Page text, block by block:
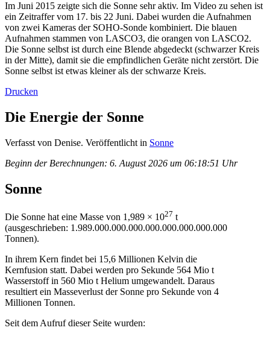
Im Juni 2015 zeigte sich die Sonne sehr aktiv. Im Video zu sehen ist
ein Zeitraffer vom 17. bis 22 Juni. Dabei wurden die Aufnahmen
von zwei Kameras der SOHO-Sonde kombiniert. Die blauen
Aufnahmen stammen von LASCO3, die orangen von LASCO2.
Die Sonne selbst ist durch eine Blende abgedeckt (schwarzer Kreis
in der Mitte), damit sie die empfindlichen Geräte nicht zerstört. Die
Sonne selbst ist etwas kleiner als der schwarze Kreis.
Drucken
Die Energie der Sonne
Verfasst von Denise. Veröffentlicht in Sonne
Beginn der Berechnungen: 6. August 2026 um 06:18:51 Uhr
Sonne
Die Sonne hat eine Masse von 1,989 × 1027 t
(ausgeschrieben: 1.989.000.000.000.000.000.000.000.000
Tonnen).
In ihrem Kern findet bei 15,6 Millionen Kelvin die
Kernfusion statt. Dabei werden pro Sekunde 564 Mio t
Wasserstoff in 560 Mio t Helium umgewandelt. Daraus
resultiert ein Masseverlust der Sonne pro Sekunde von 4
Millionen Tonnen.
Seit dem Aufruf dieser Seite wurden: